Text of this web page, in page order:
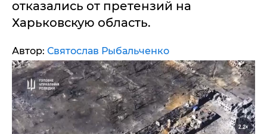
отказались от претензий на
Харьковскую область.
Автор: Святослав Рыбальченко